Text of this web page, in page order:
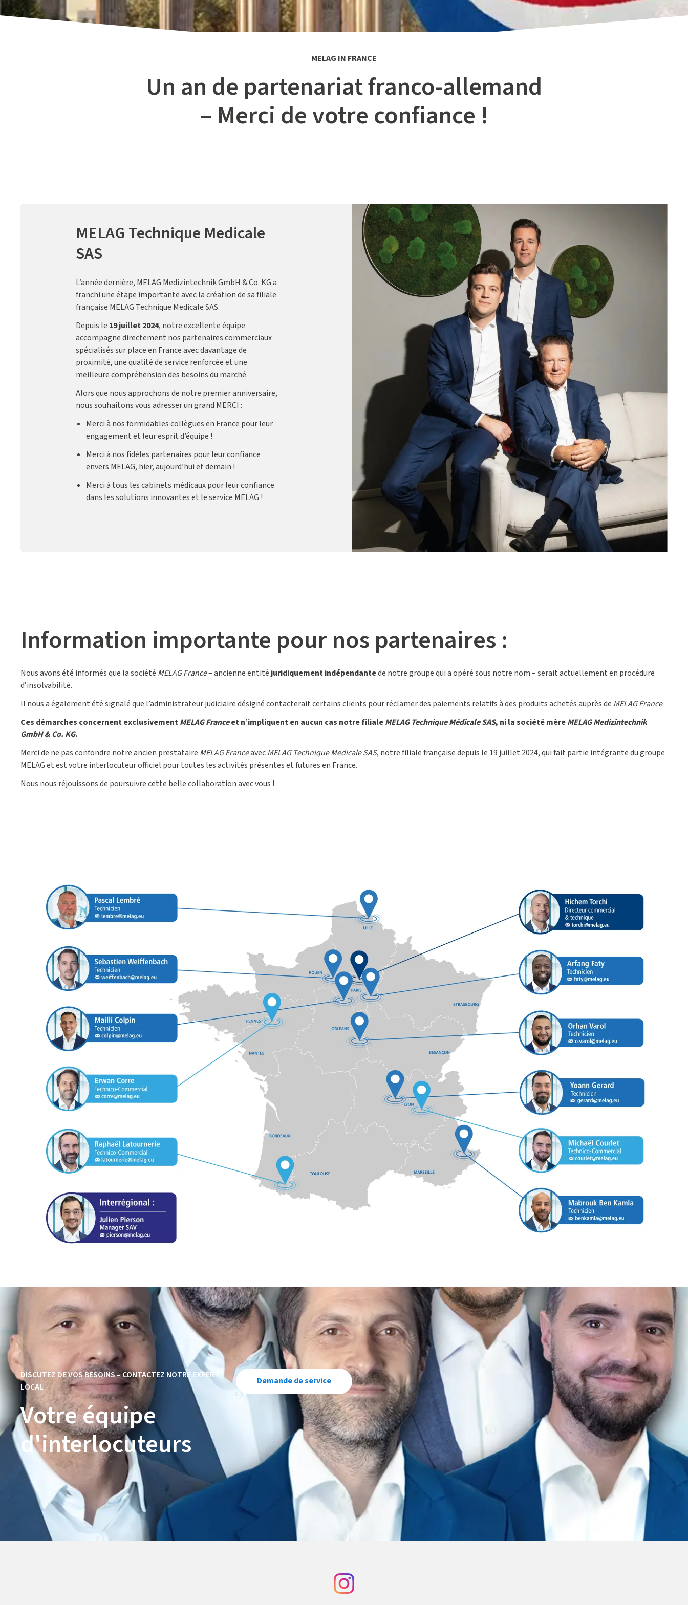
MELAG IN FRANCE
Un an de partenariat franco-allemand
– Merci de votre confiance !
MELAG Technique Medicale
SAS
L’année dernière, MELAG Medizintechnik GmbH & Co. KG a
franchi une étape importante avec la création de sa filiale
française MELAG Technique Medicale SAS.
Depuis le 19 juillet 2024, notre excellente équipe
accompagne directement nos partenaires commerciaux
spécialisés sur place en France avec davantage de
proximité, une qualité de service renforcée et une
meilleure compréhension des besoins du marché.
Alors que nous approchons de notre premier anniversaire,
nous souhaitons vous adresser un grand MERCI :
Merci à nos formidables collègues en France pour leur
engagement et leur esprit d’équipe !
Merci à nos fidèles partenaires pour leur confiance
envers MELAG, hier, aujourd’hui et demain !
Merci à tous les cabinets médicaux pour leur confiance
dans les solutions innovantes et le service MELAG !
Information importante pour nos partenaires :
Nous avons été informés que la société MELAG France– ancienne entité juridiquement indépendantede notre groupe qui a opéré sous notre nom – serait actuellement en procédure
d’insolvabilité.
Il nous a également été signalé que l’administrateur judiciaire désigné contacterait certains clients pour réclamer des paiements relatifs à des produits achetés auprès de MELAG France.
Ces démarches concernent exclusivementMELAG Franceet n’impliquent en aucun cas notre filialeMELAG Technique Médicale SAS, ni la société mèreMELAG Medizintechnik
GmbH & Co. KG.
Merci de ne pas confondre notre ancien prestataire MELAG FranceavecMELAG Technique Medicale SAS, notre filiale française depuis le 19 juillet 2024, qui fait partie intégrante du groupe
MELAG et est votre interlocuteur officiel pour toutes les activités présentes et futures en France.
Nous nous réjouissons de poursuivre cette belle collaboration avec vous !
DISCUTEZ DE VOS BESOINS – CONTACTEZ NOTRE EXPERT
LOCAL
Votre équipe
d'interlocuteurs
Demande de service